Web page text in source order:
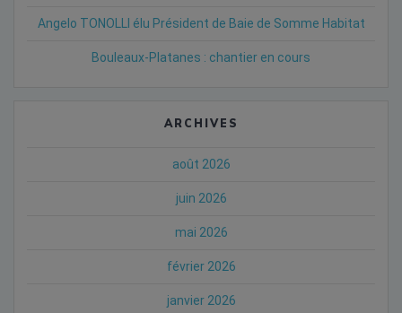
Angelo TONOLLI élu Président de Baie de Somme Habitat
Bouleaux-Platanes : chantier en cours
ARCHIVES
août 2026
juin 2026
mai 2026
février 2026
janvier 2026